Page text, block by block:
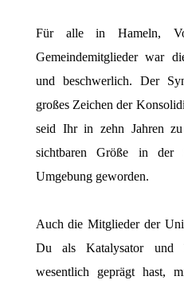
Für alle in Hameln,
Gemeindemitglieder war
und beschwerlich. Der
großes Zeichen der
seid Ihr in zehn Jahren
sichtbaren Größe in der
Umgebung geworden.
Auch die Mitglieder der
Du als Katalysator und
wesentlich geprägt hast,